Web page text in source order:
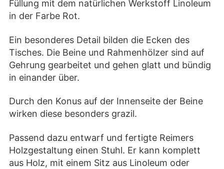
Füllung mit dem natürlichen Werkstoff Linoleum
in der Farbe Rot.
Ein besonderes Detail bilden die Ecken des
Tisches. Die Beine und Rahmenhölzer sind auf
Gehrung gearbeitet und gehen glatt und bündig
in einander über.
Durch den Konus auf der Innenseite der Beine
wirken diese besonders grazil.
Passend dazu entwarf und fertigte Reimers
Holzgestaltung einen Stuhl. Er kann komplett
aus Holz, mit einem Sitz aus Linoleum oder